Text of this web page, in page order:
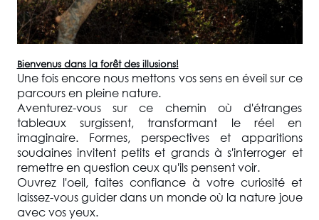
Bienvenus dans la forêt des illusions!
Une fois encore nous mettons vos sens en éveil sur ce
parcours en pleine nature.
Aventurez-vous sur ce chemin où d'étranges
tableaux surgissent, transformant le réel en
imaginaire. Formes, perspectives et apparitions
soudaines invitent petits et grands à s'interroger et
remettre en question ceux qu'ils pensent voir.
Ouvrez l'oeil, faites confiance à votre curiosité et
laissez-vous guider dans un monde où la nature joue
avec vos yeux.